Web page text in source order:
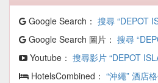
Google Search： 搜尋 “DEPOT
Google Search 圖片： 搜尋
Youtube： 搜尋影片 “DEPOT
HotelsCombined： “沖繩” 酒店